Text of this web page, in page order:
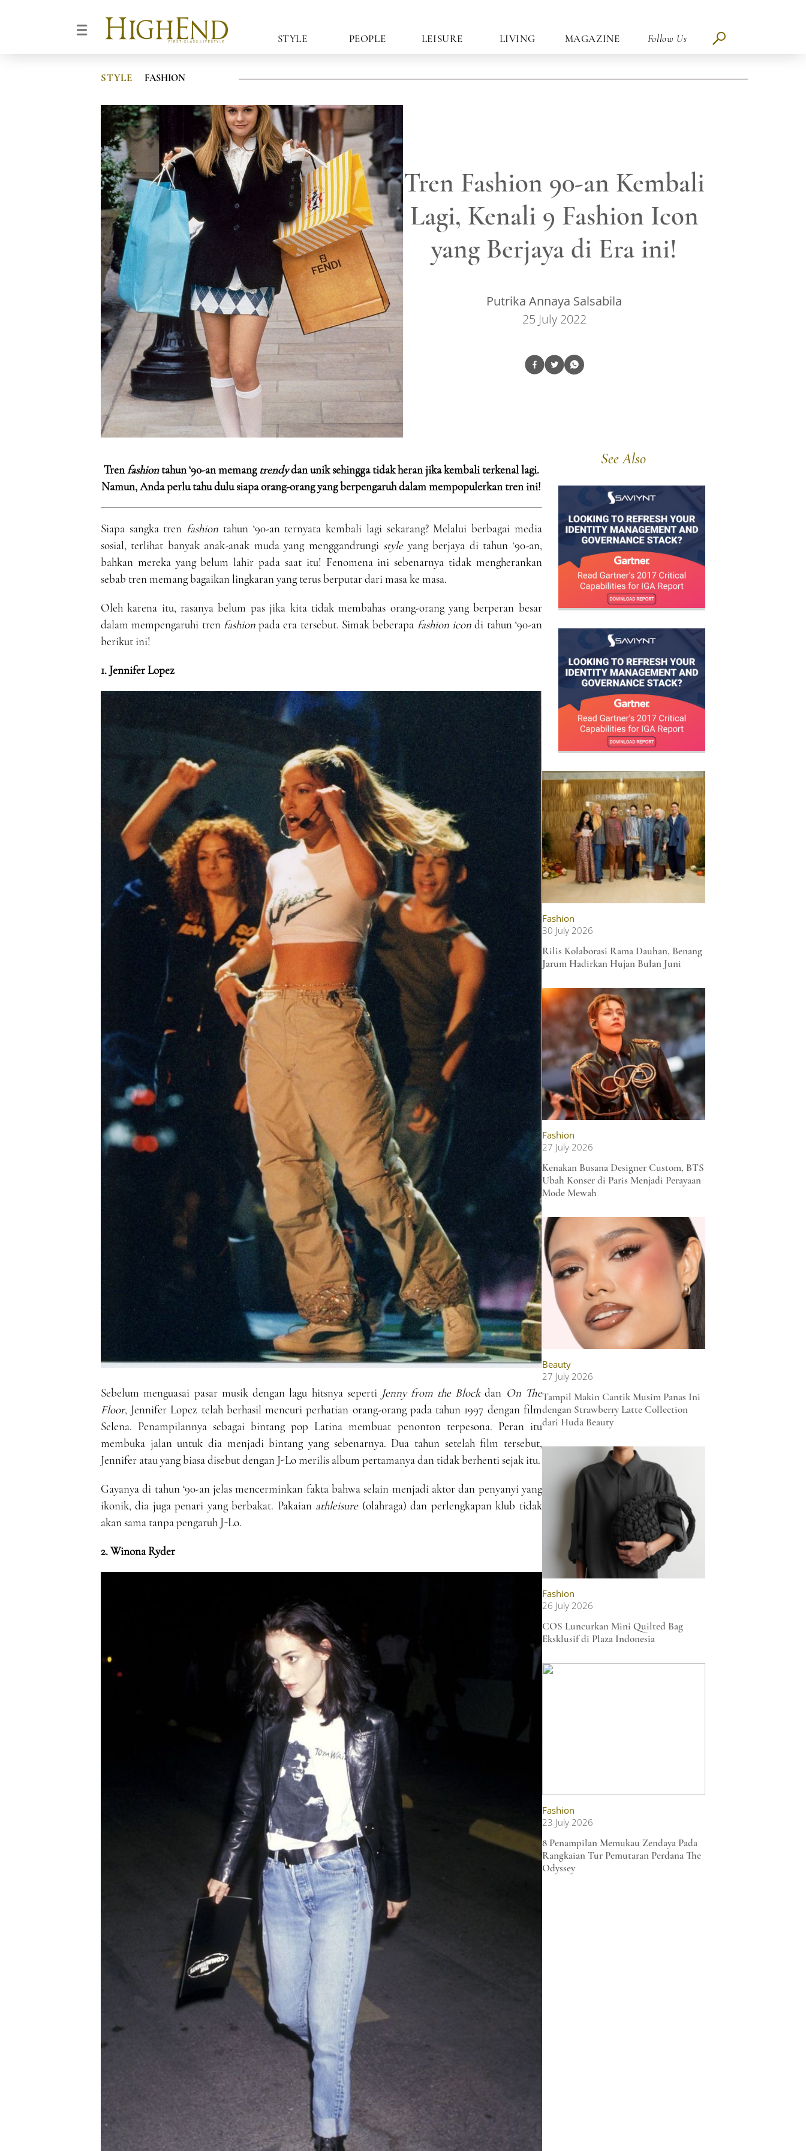
STYLE PEOPLE LEISURE LIVING MAGAZINE Follow Us
STYLE FASHION
Tren Fashion 90-an Kembali
Lagi, Kenali 9 Fashion Icon
yang Berjaya di Era ini!
Putrika Annaya Salsabila
25 July 2022
Trenfashiontahun ‘90-an memang trendydan unik sehingga tidak heran jika kembali terkenal lagi.
Namun, Anda perlu tahu dulu siapa orang-orang yang berpengaruh dalam mempopulerkan tren ini!
Siapa sangka tren fashion tahun ‘90-an ternyata kembali lagi sekarang? Melalui berbagai media
sosial, terlihat banyak anak-anak muda yang menggandrungi styleyang berjaya di tahun ‘90-an,
bahkan mereka yang belum lahir pada saat itu! Fenomena ini sebenarnya tidak mengherankan
sebab tren memang bagaikan lingkaran yang terus berputar dari masa ke masa.
Oleh karena itu, rasanya belum pas jika kita tidak membahas orang-orang yang berperan besar
dalam mempengaruhi tren fashionpada era tersebut. Simak beberapa fashion icondi tahun ‘90-an
berikut ini!
1. Jennifer Lopez
Sebelum menguasai pasar musik dengan lagu hitsnya seperti Jenny from the Blockdan On The
Floor, Jennifer Lopez telah berhasil mencuri perhatian orang-orang pada tahun 1997 dengan film
Selena. Penampilannya sebagai bintang pop Latina membuat penonton terpesona. Peran itu
membuka jalan untuk dia menjadi bintang yang sebenarnya. Dua tahun setelah film tersebut,
Jennifer atau yang biasa disebut dengan J-Lo merilis album pertamanya dan tidak berhenti sejak itu.
Gayanya di tahun ‘90-an jelas mencerminkan fakta bahwa selain menjadi aktor dan penyanyi yang
ikonik, dia juga penari yang berbakat. Pakaian athleisure(olahraga) dan perlengkapan klub tidak
akan sama tanpa pengaruh J-Lo.
2. Winona Ryder
See Also
Fashion
30 July 2026
Rilis Kolaborasi Rama Dauhan, Benang
Jarum Hadirkan Hujan Bulan Juni
Fashion
27 July 2026
Kenakan Busana Designer Custom, BTS
Ubah Konser di Paris Menjadi Perayaan
Mode Mewah
Beauty
27 July 2026
Tampil Makin Cantik Musim Panas Ini
dengan Strawberry Latte Collection
dari Huda Beauty
Fashion
26 July 2026
COS Luncurkan Mini Quilted Bag
Eksklusif di Plaza Indonesia
Fashion
23 July 2026
8 Penampilan Memukau Zendaya Pada
Rangkaian Tur Pemutaran Perdana The
Odyssey